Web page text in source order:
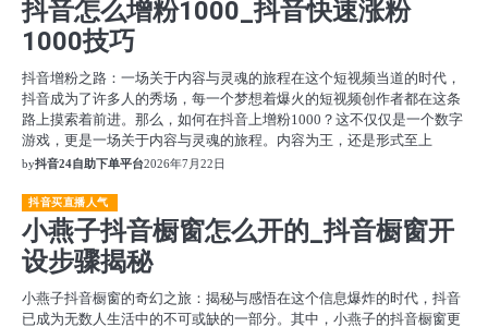
抖音怎么增粉1000_抖音快速涨粉
1000技巧
抖音增粉之路：一场关于内容与灵魂的旅程在这个短视频当道的时代，
抖音成为了许多人的秀场，每一个梦想着爆火的短视频创作者都在这条
路上摸索着前进。那么，如何在抖音上增粉1000？这不仅仅是一个数字
游戏，更是一场关于内容与灵魂的旅程。内容为王，还是形式至上
by抖音24自助下单平台2026年7月22日
抖音买直播人气
小燕子抖音橱窗怎么开的_抖音橱窗开
设步骤揭秘
小燕子抖音橱窗的奇幻之旅：揭秘与感悟在这个信息爆炸的时代，抖音
已成为无数人生活中的不可或缺的一部分。其中，小燕子的抖音橱窗更